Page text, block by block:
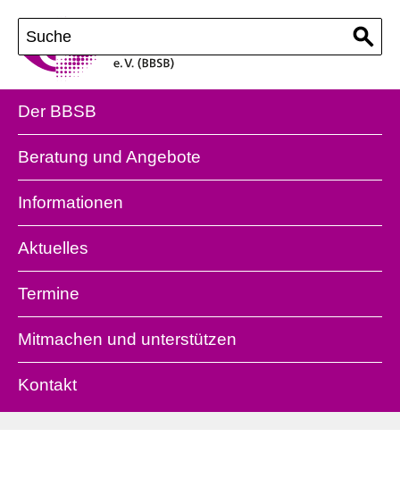
Der BBSB
Beratung und Angebote
Informationen
Aktuelles
Termine
Mitmachen und unterstützen
Kontakt